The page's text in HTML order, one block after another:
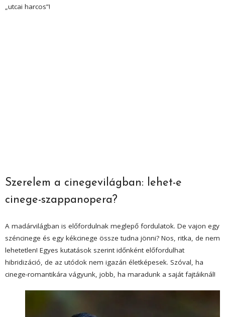
„utcai harcos”!
Szerelem a cinegevilágban: lehet-e
cinege-szappanopera?
A madárvilágban is előfordulnak meglepő fordulatok. De vajon egy
széncinege és egy kékcinege össze tudna jönni? Nos, ritka, de nem
lehetetlen! Egyes kutatások szerint időnként előfordulhat
hibridizáció, de az utódok nem igazán életképesek. Szóval, ha
cinege-romantikára vágyunk, jobb, ha maradunk a saját fajtáiknál!